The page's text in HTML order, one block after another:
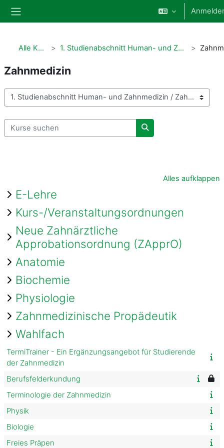
Website-Übersicht
Alle Kurse 1. Studienabschnitt Human- und Zahnmedizin
Zahnmedizin
Kursbereiche
Kurse suchen
Kurse suchen
Alles aufklappen
E-Lehre
Kurs-/Veranstaltungsordnungen
Neue Zahnärztliche
Approbationsordnung (ZApprO)
Anatomie
Biochemie
Physiologie
Zahnmedizinische Propädeutik
Wahlfach
TermiTrainer - Ein Ergänzungsangebot für Studierende
der Zahnmedizin
Berufsfelderkundung
Terminologie der Zahnmedizin
Physik
Biologie
Freies Präpen